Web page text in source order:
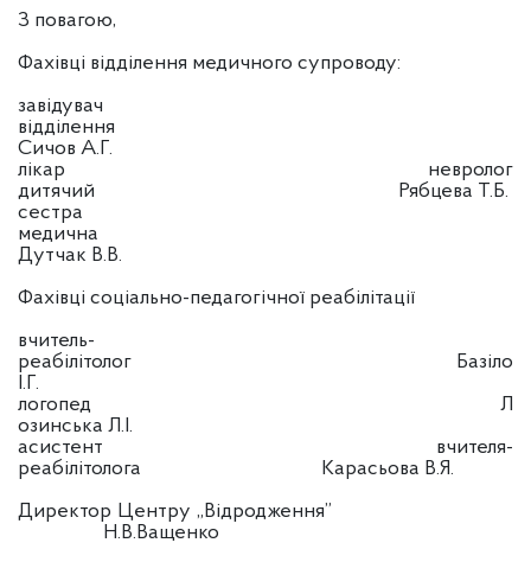
З повагою,
Фахівці відділення медичного супроводу:
завідувач
відділення
Сичов А.Г.
лікар невролог
дитячий Рябцева Т.Б.
сестра
медична
Дутчак В.В.
Фахівці соціально-педагогічної реабілітації
вчитель-
реабілітолог Базіло
І.Г.
логопед Л
озинська Л.І.
асистент вчителя-
реабілітолога Карасьова В.Я.
Директор Центру „Відродження”
Н.В.Ващенко